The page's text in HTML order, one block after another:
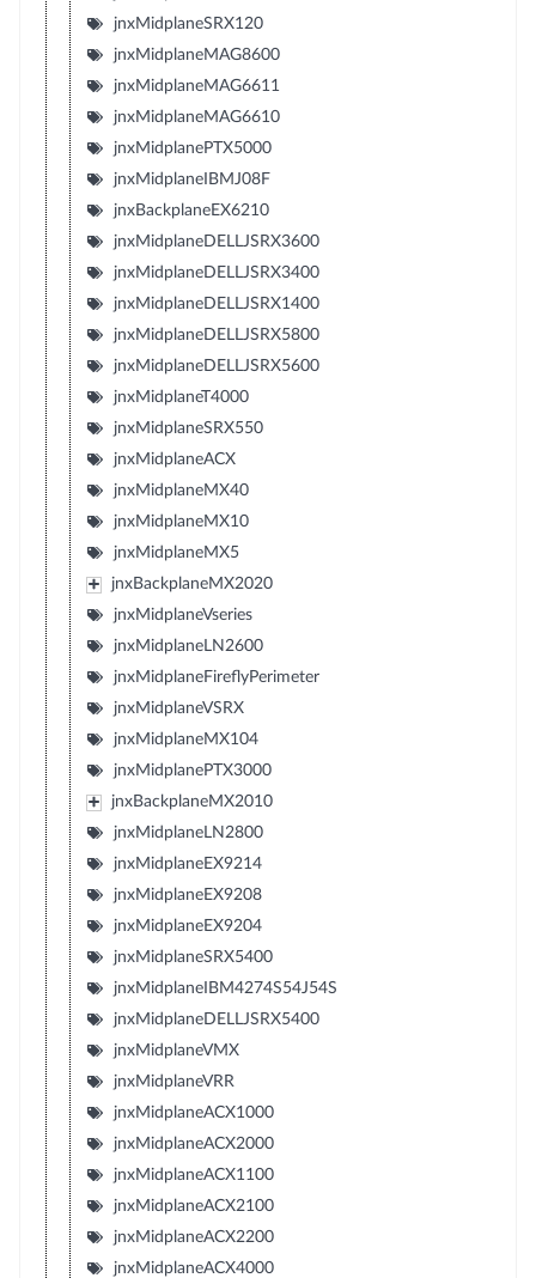
jnxMidplaneSRX120
jnxMidplaneMAG8600
jnxMidplaneMAG6611
jnxMidplaneMAG6610
jnxMidplanePTX5000
jnxMidplaneIBMJ08F
jnxBackplaneEX6210
jnxMidplaneDELLJSRX3600
jnxMidplaneDELLJSRX3400
jnxMidplaneDELLJSRX1400
jnxMidplaneDELLJSRX5800
jnxMidplaneDELLJSRX5600
jnxMidplaneT4000
jnxMidplaneSRX550
jnxMidplaneACX
jnxMidplaneMX40
jnxMidplaneMX10
jnxMidplaneMX5
jnxBackplaneMX2020
jnxMidplaneVseries
jnxMidplaneLN2600
jnxMidplaneFireflyPerimeter
jnxMidplaneVSRX
jnxMidplaneMX104
jnxMidplanePTX3000
jnxBackplaneMX2010
jnxMidplaneLN2800
jnxMidplaneEX9214
jnxMidplaneEX9208
jnxMidplaneEX9204
jnxMidplaneSRX5400
jnxMidplaneIBM4274S54J54S
jnxMidplaneDELLJSRX5400
jnxMidplaneVMX
jnxMidplaneVRR
jnxMidplaneACX1000
jnxMidplaneACX2000
jnxMidplaneACX1100
jnxMidplaneACX2100
jnxMidplaneACX2200
jnxMidplaneACX4000